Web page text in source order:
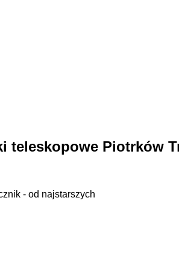
teleskopowe Piotrków
- od najstarszych